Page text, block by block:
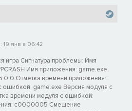
янв в 06:42
игра Сигнатура проблемы: Имя
Имя приложения: game.exe
Отметка времени приложения:
ошибкой: game.exe Версия модуля с
времени модуля с ошибкой:
c0000005 Смещение